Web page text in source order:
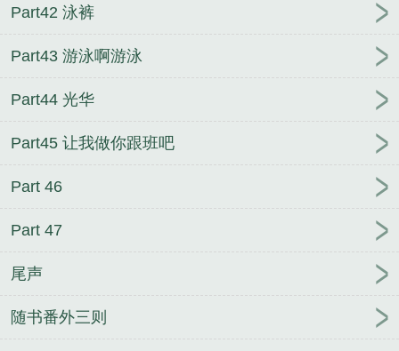
Part42 泳裤
Part43 游泳啊游泳
Part44 光华
Part45 让我做你跟班吧
Part 46
Part 47
尾声
随书番外三则